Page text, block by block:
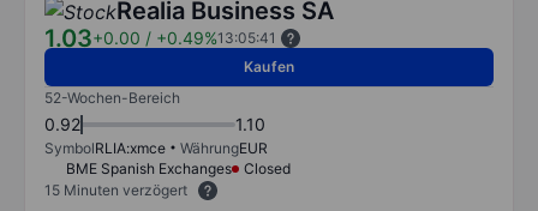
Realia Business SA
1.03+0.00 / +0.49%13:05:41
Kaufen
52-Wochen-Bereich
0.92 1.10
SymbolRLIA:xmce WährungEUR
BME Spanish Exchanges
Closed
15 Minuten verzögert